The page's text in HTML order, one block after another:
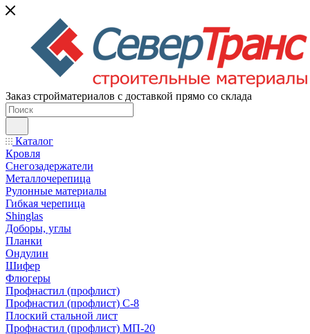
Заказ стройматериалов с доставкой прямо со склада
Каталог
Кровля
Снегозадержатели
Металлочерепица
Рулонные материалы
Гибкая черепица
Shinglas
Доборы, углы
Планки
Ондулин
Шифер
Флюгеры
Профнастил (профлист)
Профнастил (профлист) С-8
Плоский стальной лист
Профнастил (профлист) МП-20